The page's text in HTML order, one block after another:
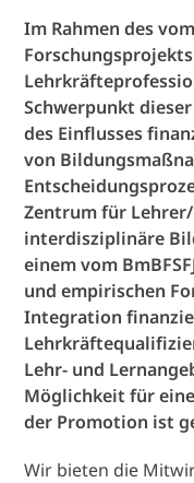
Im Rahmen des
Schwerpunkt
des Einflusses
von
Zentrum für
interdisziplinäre
einem vom
und empirischen
Integration
Lehr- und
Möglichkeit für
der Promotion ist
Wir bieten die